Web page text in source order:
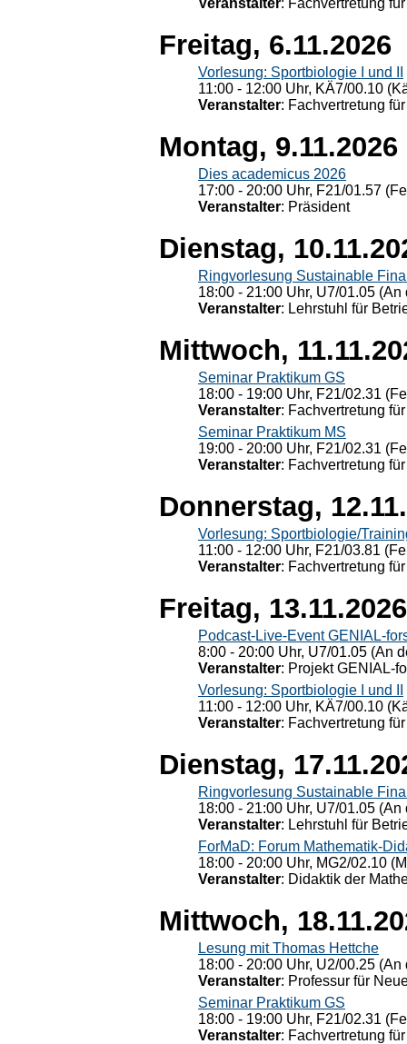
Veranstalter: Fachvertretung
Freitag, 6.11.2026
Vorlesung: Sportbiologie I und II
11:00 - 12:00 Uhr, KÄ7/00.10
Veranstalter: Fachvertretung
Montag, 9.11.2026
Dies academicus 2026
17:00 - 20:00 Uhr, F21/01.57
Veranstalter: Präsident
Dienstag,
Ringvorlesung Sustainable
18:00 - 21:00 Uhr, U7/01.05
Veranstalter: Lehrstuhl für
Mittwoch,
Seminar Praktikum GS
18:00 - 19:00 Uhr, F21/02.31
Veranstalter: Fachvertretung
Seminar Praktikum MS
19:00 - 20:00 Uhr, F21/02.31
Veranstalter: Fachvertretung
Donnerstag,
Vorlesung: Sportbiologie/
11:00 - 12:00 Uhr, F21/03.81
Veranstalter: Fachvertretung
Freitag, 13.11.2026
Podcast-Live-Event GENIAL-
8:00 - 20:00 Uhr, U7/01.05 (An
Veranstalter: Projekt GENIAL-
Vorlesung: Sportbiologie I und II
11:00 - 12:00 Uhr, KÄ7/00.10
Veranstalter: Fachvertretung
Dienstag,
Ringvorlesung Sustainable
18:00 - 21:00 Uhr, U7/01.05
Veranstalter: Lehrstuhl für
ForMaD: Forum Mathematik-
18:00 - 20:00 Uhr, MG2/02.10
Veranstalter: Didaktik der
Mittwoch,
Lesung mit Thomas Hettche
18:00 - 20:00 Uhr, U2/00.25
Veranstalter: Professur für
Seminar Praktikum GS
18:00 - 19:00 Uhr, F21/02.31
Veranstalter: Fachvertretung